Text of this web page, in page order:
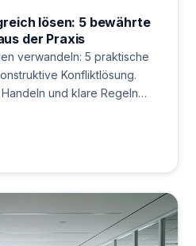
lösen: 5 bewährte
der Praxis
verwandeln: 5 praktische
Konfliktlösung.
und klare Regeln